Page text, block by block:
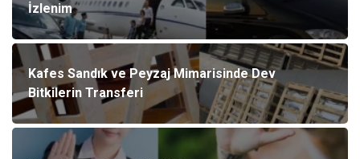
İzlenim
Kafes Sandık ve Peyzaj Mimarisinde Dev
Bitkilerin Transferi